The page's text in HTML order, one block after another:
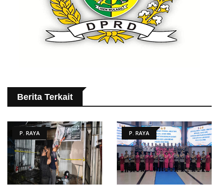
Berita Terkait
P. RAYA P. RAYA